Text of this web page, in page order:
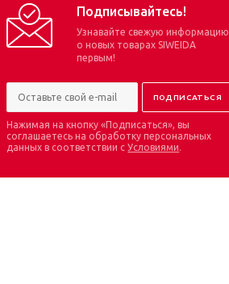
Подписывайтесь!
Узнавайте свежую информацию
о новых товарах SIWEIDA
первым!
Нажимая на кнопку «Подписаться», вы
соглашаетесь на обработку персональных
данных в соответствии сУсловиями.